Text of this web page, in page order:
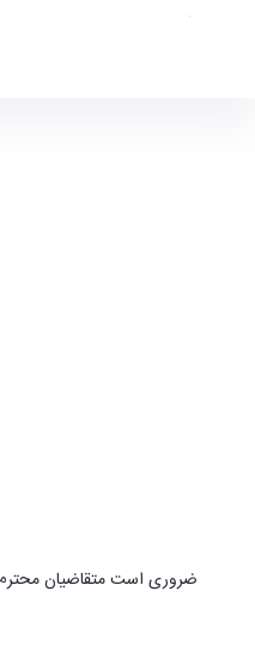
ضروری است متقاضیان